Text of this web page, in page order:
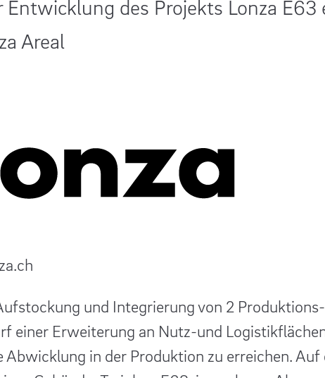
Entwicklung des Projekts Lonza
Areal
und Integrierung von 2
einer Erweiterung an Nutz-und
Abwicklung in der Produktion zu erreichen.